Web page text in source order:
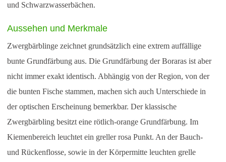
und Schwarzwasserbächen.
Aussehen und Merkmale
Zwergbärblinge zeichnet grundsätzlich eine extrem auffällige
bunte Grundfärbung aus. Die Grundfärbung der Boraras ist aber
nicht immer exakt identisch. Abhängig von der Region, von der
die bunten Fische stammen, machen sich auch Unterschiede in
der optischen Erscheinung bemerkbar. Der klassische
Zwergbärbling besitzt eine rötlich-orange Grundfärbung. Im
Kiemenbereich leuchtet ein greller rosa Punkt. An der Bauch-
und Rückenflosse, sowie in der Körpermitte leuchten grelle